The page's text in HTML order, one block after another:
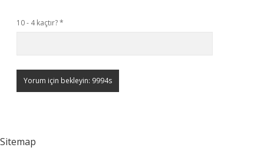
10 - 4 kaçtır?*
Sitemap